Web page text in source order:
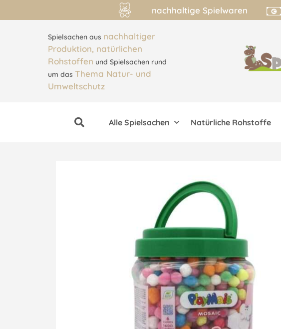
nachhaltige Spielwaren
Spielsachen aus nachhaltiger
Produktion, natürlichen
Rohstoffen und Spielsachen rund
um das Thema Natur- und
Umweltschutz
Alle Spielsachen Natürliche Rohstoffe